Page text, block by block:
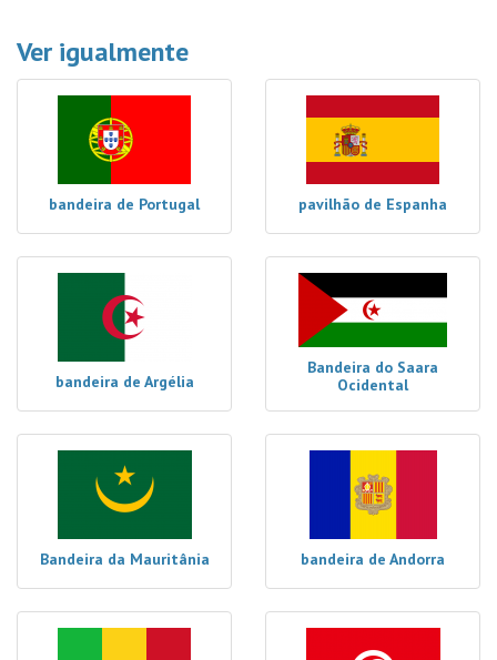
Ver igualmente
bandeira de Portugal pavilhão de Espanha
bandeira de Argélia
Bandeira do Saara
Ocidental
Bandeira da Mauritânia bandeira de Andorra